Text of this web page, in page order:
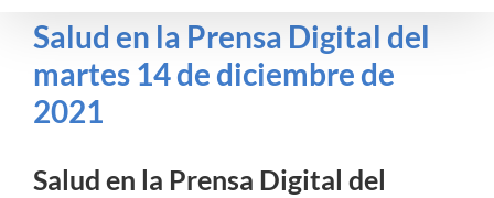
Salud en la Prensa Digital del
martes 14 de diciembre de
2021
Salud en la Prensa Digital del